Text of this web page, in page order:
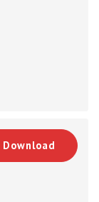
Download